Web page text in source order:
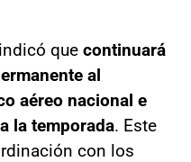
que continuará
al
aéreo nacional e
la temporada. Este
con los